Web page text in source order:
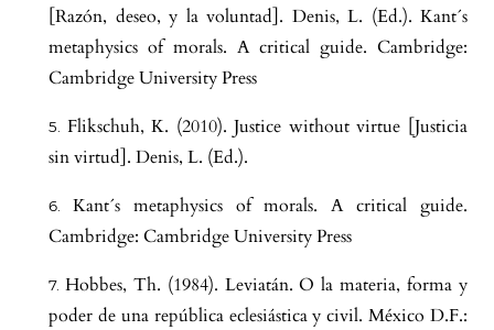
[Razón, deseo, y la voluntad]. Denis, L. (Ed.). Kant´s
metaphysics of morals. A critical guide. Cambridge:
Cambridge University Press
Flikschuh, K. (2010). Justice without virtue [Justicia
sin virtud]. Denis, L. (Ed.).
Kant´s metaphysics of morals. A critical guide.
Cambridge: Cambridge University Press
Hobbes, Th. (1984). Leviatán. O la materia, forma y
poder de una república eclesiástica y civil. México D.F.: